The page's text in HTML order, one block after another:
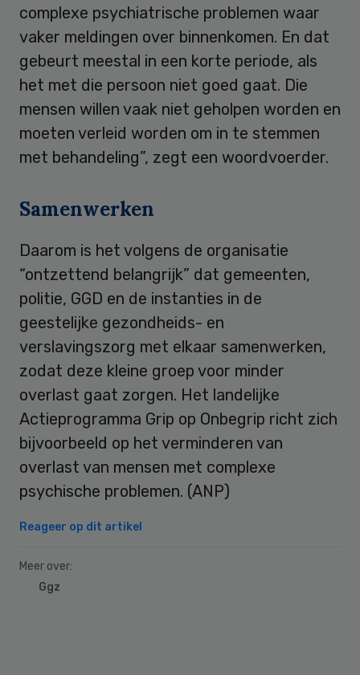
complexe psychiatrische problemen waar
vaker meldingen over binnenkomen. En dat
gebeurt meestal in een korte periode, als
het met die persoon niet goed gaat. Die
mensen willen vaak niet geholpen worden en
moeten verleid worden om in te stemmen
met behandeling”, zegt een woordvoerder.
Samenwerken
Daarom is het volgens de organisatie
“ontzettend belangrijk” dat gemeenten,
politie, GGD en de instanties in de
geestelijke gezondheids- en
verslavingszorg met elkaar samenwerken,
zodat deze kleine groep voor minder
overlast gaat zorgen. Het landelijke
Actieprogramma Grip op Onbegrip richt zich
bijvoorbeeld op het verminderen van
overlast van mensen met complexe
psychische problemen. (ANP)
Reageer op dit artikel
Meer over:
Ggz